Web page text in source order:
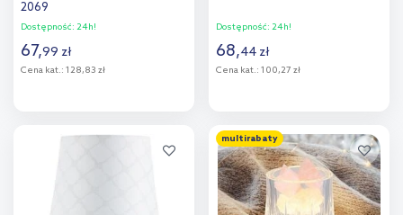
2069
Dostępność: 24h!
67,99 zł
Cena kat.: 128,83 zł
porównania
Dostępność: 24h!
68,44 zł
Cena kat.: 100,27 zł
Dodaj do
porównania
multirabaty